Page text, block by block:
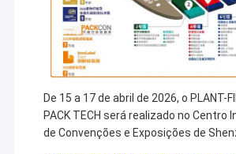
De 15 a 17 de abril de 2026, o PLANT-
PACK TECH será realizado no Centro
de Convenções e Exposições de